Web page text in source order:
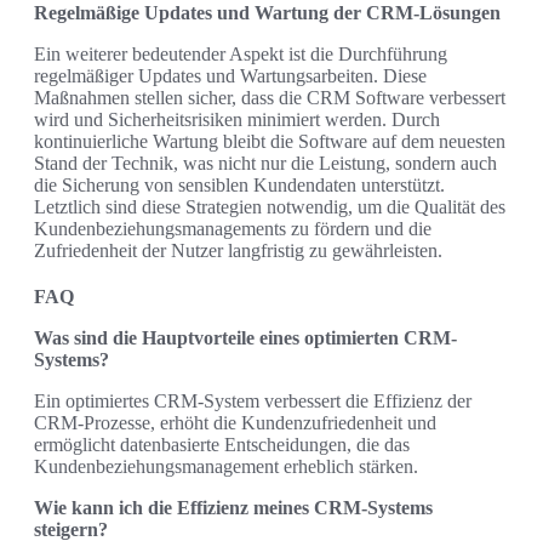
Regelmäßige Updates und Wartung der CRM-Lösungen
Ein weiterer bedeutender Aspekt ist die Durchführung
regelmäßiger Updates und Wartungsarbeiten. Diese
Maßnahmen stellen sicher, dass die CRM Software verbessert
wird und Sicherheitsrisiken minimiert werden. Durch
kontinuierliche Wartung bleibt die Software auf dem neuesten
Stand der Technik, was nicht nur die Leistung, sondern auch
die Sicherung von sensiblen Kundendaten unterstützt.
Letztlich sind diese Strategien notwendig, um die Qualität des
Kundenbeziehungsmanagements zu fördern und die
Zufriedenheit der Nutzer langfristig zu gewährleisten.
FAQ
Was sind die Hauptvorteile eines optimierten CRM-
Systems?
Ein optimiertes CRM-System verbessert die Effizienz der
CRM-Prozesse, erhöht die Kundenzufriedenheit und
ermöglicht datenbasierte Entscheidungen, die das
Kundenbeziehungsmanagement erheblich stärken.
Wie kann ich die Effizienz meines CRM-Systems
steigern?